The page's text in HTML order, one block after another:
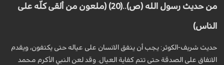
من حديث رسول الله (ص)..(20) (ملعون من ألقى كلّه على
الناس)
حديث شريف-الكوثر: يجب أن ينفق الانسان على عياله حتى يكتفون، ويقدم
الانفاق على الصدقة حتى تتم كفاية العيال. وقد لعن النبي الأكرم محمد